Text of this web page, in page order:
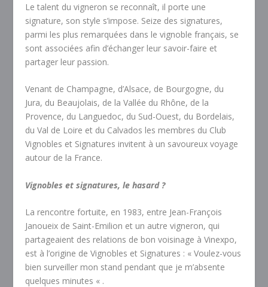
Le talent du vigneron se reconnaît, il porte une
signature, son style s’impose. Seize des signatures,
parmi les plus remarquées dans le vignoble français, se
sont associées afin d’échanger leur savoir-faire et
partager leur passion.
Venant de Champagne, d’Alsace, de Bourgogne, du
Jura, du Beaujolais, de la Vallée du Rhône, de la
Provence, du Languedoc, du Sud-Ouest, du Bordelais,
du Val de Loire et du Calvados les membres du Club
Vignobles et Signatures invitent à un savoureux voyage
autour de la France.
Vignobles et signatures, le hasard ?
La rencontre fortuite, en 1983, entre Jean-François
Janoueix de Saint-Emilion et un autre vigneron, qui
partageaient des relations de bon voisinage à Vinexpo,
est à l’origine de Vignobles et Signatures : « Voulez-vous
bien surveiller mon stand pendant que je m’absente
quelques minutes « .